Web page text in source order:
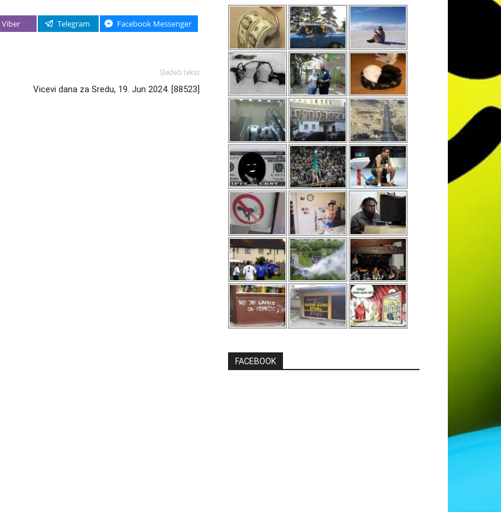
Viber Telegram Facebook Messenger
Sledeći tekst
Vicevi dana za Sredu, 19. Jun 2024. [88523]
FACEBOOK